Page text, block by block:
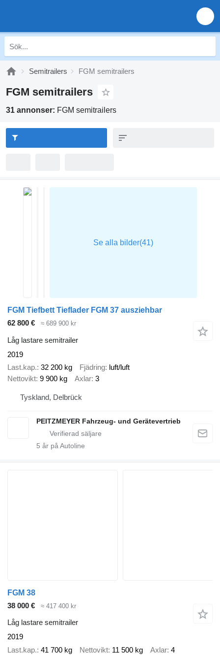
Semitrailers FGM semitrailers
FGM semitrailers
31 annonser: FGM semitrailers
FGM Tiefbett Tieflader FGM 37 ausziehbar
62 800 €
≈ 689 900 kr
Låg lastare semitrailer
2019
Last.kap. 32 200 kg Fjädring luft/luft
Nettovikt 9 900 kg Axlar 3
Tyskland, Delbrück
PEITZMEYER Fahrzeug- und Gerätevertrieb
5 år på Autoline
FGM 38
38 000 €
≈ 417 400 kr
Låg lastare semitrailer
2019
Last.kap. 41 700 kg Nettovikt 11 500 kg Axlar 4